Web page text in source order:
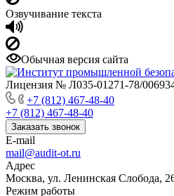
Озвучивание текста
Обычная версия сайта
Лицензия № Л035-01271-78/
+7 (812) 467-48-40
+7 (812) 467-48-40
Заказать звонок
E-mail
mail@audit-ot.ru
Адрес
Москва, ул. Ленинская Слобода,
Режим работы